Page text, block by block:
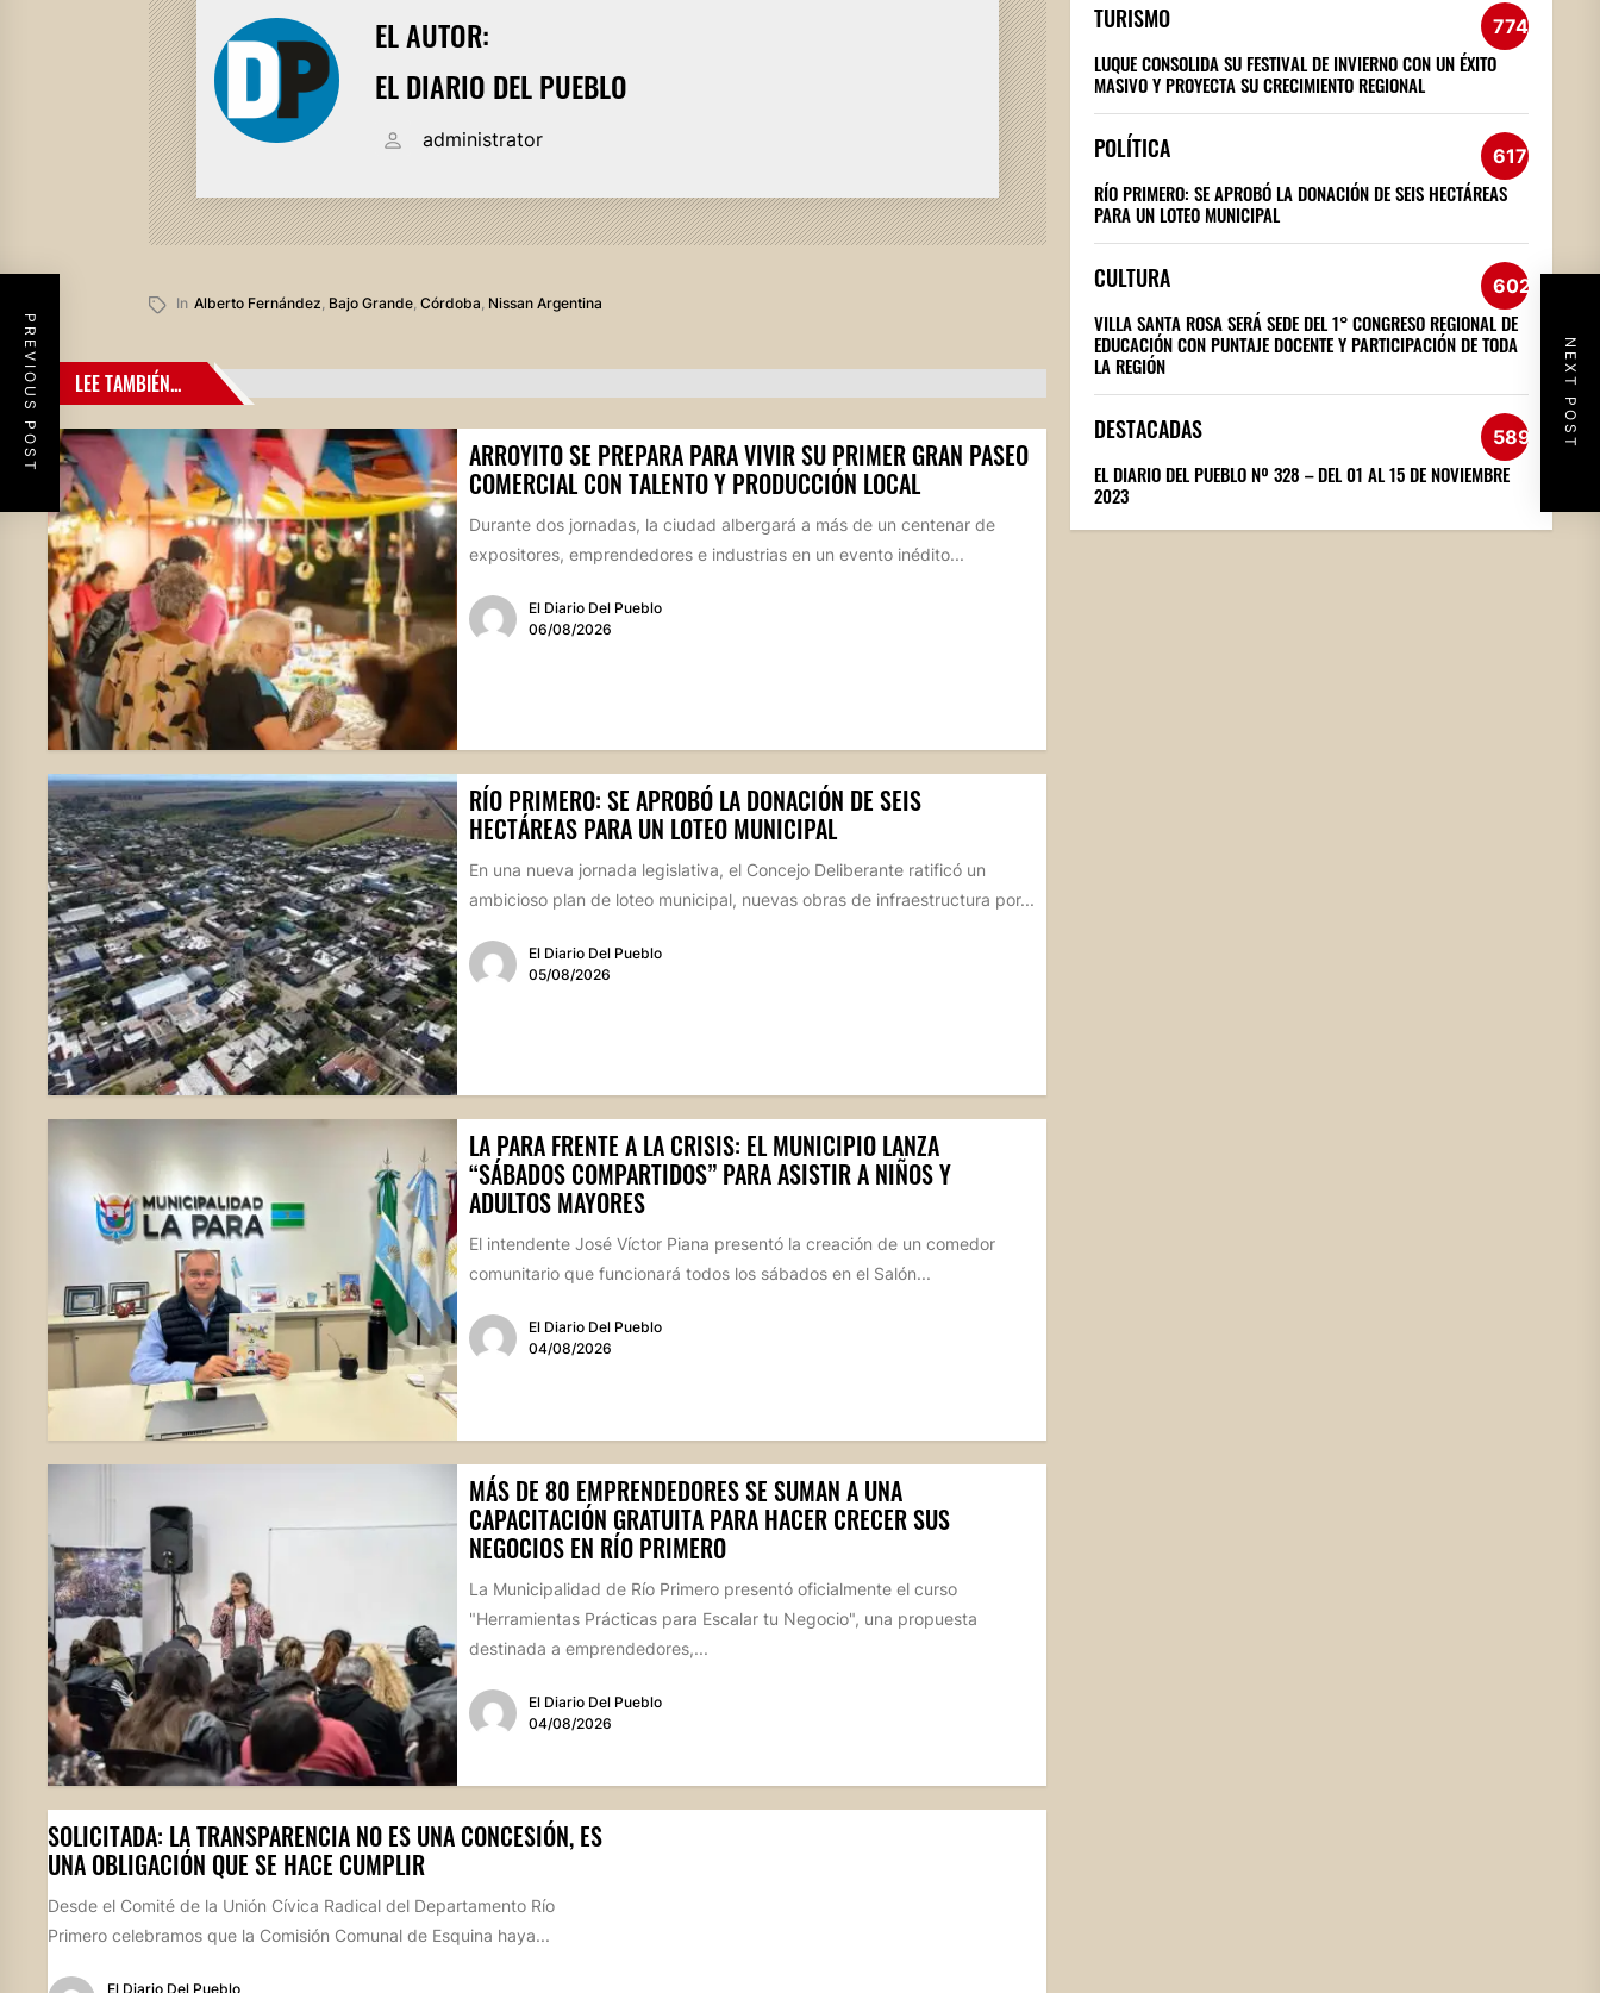
EL AUTOR:
EL DIARIO DEL PUEBLO
administrator
In Alberto Fernández, Bajo Grande, Córdoba, Nissan Argentina
PREVIOUS POST NEXT POST
LEE TAMBIÉN...
ARROYITO SE PREPARA PARA VIVIR SU PRIMER GRAN PASEO
COMERCIAL CON TALENTO Y PRODUCCIÓN LOCAL
Durante dos jornadas, la ciudad albergará a más de un centenar de
expositores, emprendedores e industrias en un evento inédito...
El Diario Del Pueblo
06/08/2026
RÍO PRIMERO: SE APROBÓ LA DONACIÓN DE SEIS
HECTÁREAS PARA UN LOTEO MUNICIPAL
En una nueva jornada legislativa, el Concejo Deliberante ratificó un
ambicioso plan de loteo municipal, nuevas obras de infraestructura por...
El Diario Del Pueblo
05/08/2026
LA PARA FRENTE A LA CRISIS: EL MUNICIPIO LANZA
“SÁBADOS COMPARTIDOS” PARA ASISTIR A NIÑOS Y
ADULTOS MAYORES
El intendente José Víctor Piana presentó la creación de un comedor
comunitario que funcionará todos los sábados en el Salón...
El Diario Del Pueblo
04/08/2026
MÁS DE 80 EMPRENDEDORES SE SUMAN A UNA
CAPACITACIÓN GRATUITA PARA HACER CRECER SUS
NEGOCIOS EN RÍO PRIMERO
La Municipalidad de Río Primero presentó oficialmente el curso
"Herramientas Prácticas para Escalar tu Negocio", una propuesta
destinada a emprendedores,...
El Diario Del Pueblo
04/08/2026
SOLICITADA: LA TRANSPARENCIA NO ES UNA CONCESIÓN, ES
UNA OBLIGACIÓN QUE SE HACE CUMPLIR
Desde el Comité de la Unión Cívica Radical del Departamento Río
Primero celebramos que la Comisión Comunal de Esquina haya...
El Diario Del Pueblo
TURISMO 774
LUQUE CONSOLIDA SU FESTIVAL DE INVIERNO CON UN ÉXITO
MASIVO Y PROYECTA SU CRECIMIENTO REGIONAL
POLÍTICA 617
RÍO PRIMERO: SE APROBÓ LA DONACIÓN DE SEIS HECTÁREAS
PARA UN LOTEO MUNICIPAL
CULTURA 602
VILLA SANTA ROSA SERÁ SEDE DEL 1° CONGRESO REGIONAL DE
EDUCACIÓN CON PUNTAJE DOCENTE Y PARTICIPACIÓN DE TODA
LA REGIÓN
DESTACADAS 589
EL DIARIO DEL PUEBLO Nº 328 – DEL 01 AL 15 DE NOVIEMBRE
2023